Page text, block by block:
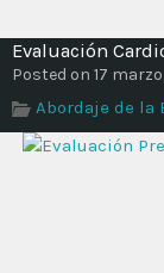
Evaluación
Posted on 17
Abordaje de la